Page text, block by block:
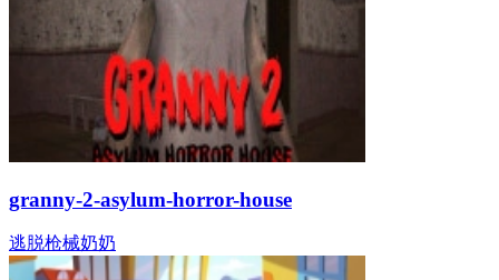
granny-2-asylum-horror-house
逃脱枪械奶奶